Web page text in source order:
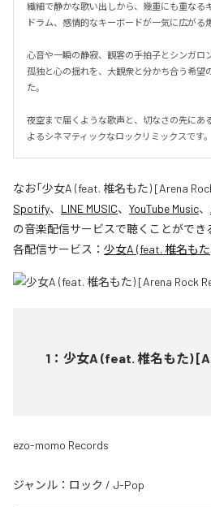
繊細で静かな歌い出しから、幾重にも重なる
ドラム、感情的なキーボードが一気に広がる
心音や一瞬の静寂、観客の手拍子とシンガロ
孤独と心の揺れを、大観衆と分かち合う希望
た。
夜空まで届くような歌声と、切なさの先にあ
よるシネマティックなロックリミックスです。
なお「少女A (feat. 椎名もた) [Arena
Spotify、 LINE MUSIC、 YouTube Music、
の音楽配信サービスで聴くことができ
各配信サービス： 少女A (feat. 椎名も
1 ： 少女A (feat. 椎名もた)
ezo-momo Records
ジャンル： ロック / J-Pop